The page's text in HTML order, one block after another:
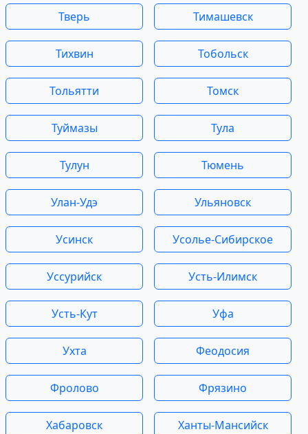
Тверь Тимашевск
Тихвин Тобольск
Тольятти Томск
Туймазы Тула
Тулун Тюмень
Улан-Удэ Ульяновск
Усинск Усолье-Сибирское
Уссурийск Усть-Илимск
Усть-Кут Уфа
Ухта Феодосия
Фролово Фрязино
Хабаровск Ханты-Мансийск